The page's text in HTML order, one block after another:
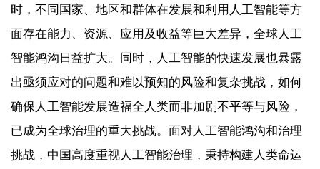
时，不同国家、地区和群体在发展和利用人工智能等方
面存在能力、资源、应用及收益等巨大差异，全球人工
智能鸿沟日益扩大。同时，人工智能的快速发展也暴露
出亟须应对的问题和难以预知的风险和复杂挑战，如何
确保人工智能发展造福全人类而非加剧不平等与风险，
已成为全球治理的重大挑战。面对人工智能鸿沟和治理
挑战，中国高度重视人工智能治理，秉持构建人类命运